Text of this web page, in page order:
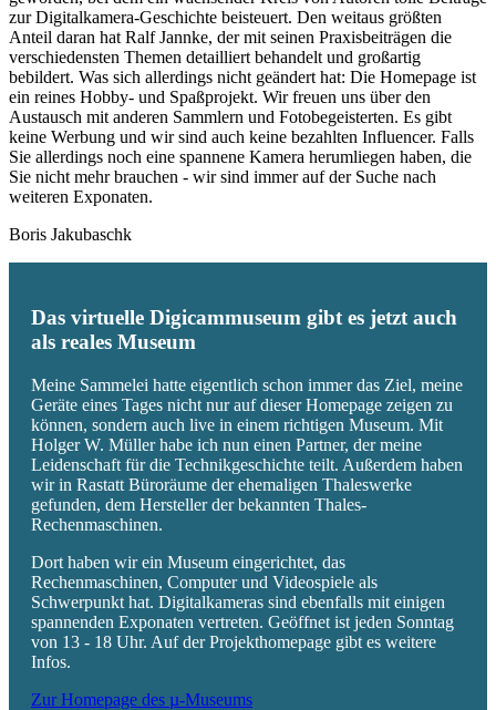
zur Digitalkamera-Geschichte beisteuert. Den weitaus größten
Anteil daran hat Ralf Jannke, der mit seinen Praxisbeiträgen die
verschiedensten Themen detailliert behandelt und großartig
bebildert. Was sich allerdings nicht geändert hat: Die Homepage ist
ein reines Hobby- und Spaßprojekt. Wir freuen uns über den
Austausch mit anderen Sammlern und Fotobegeisterten. Es gibt
keine Werbung und wir sind auch keine bezahlten Influencer. Falls
Sie allerdings noch eine spannene Kamera herumliegen haben, die
Sie nicht mehr brauchen - wir sind immer auf der Suche nach
weiteren Exponaten.
Boris Jakubaschk
Das virtuelle Digicammuseum gibt es jetzt auch
als reales Museum
Meine Sammelei hatte eigentlich schon immer das Ziel, meine
Geräte eines Tages nicht nur auf dieser Homepage zeigen zu
können, sondern auch live in einem richtigen Museum. Mit
Holger W. Müller habe ich nun einen Partner, der meine
Leidenschaft für die Technikgeschichte teilt. Außerdem haben
wir in Rastatt Büroräume der ehemaligen Thaleswerke
gefunden, dem Hersteller der bekannten Thales-
Rechenmaschinen.
Dort haben wir ein Museum eingerichtet, das
Rechenmaschinen, Computer und Videospiele als
Schwerpunkt hat. Digitalkameras sind ebenfalls mit einigen
spannenden Exponaten vertreten. Geöffnet ist jeden Sonntag
von 13 - 18 Uhr. Auf der Projekthomepage gibt es weitere
Infos.
Zur Homepage des µ-Museums